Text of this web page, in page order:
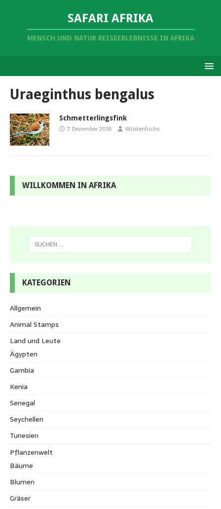
SAFARI AFRIKA
MENSCH UND NATUR REISEERLEBNISSE IN AFRIKA
Uraeginthus bengalus
Schmetterlingsfink
7. Dezember 2018 Wüstenfuchs
WILLKOMMEN IN AFRIKA
KATEGORIEN
Allgemein
Animal Stamps
Land und Leute
Ägypten
Gambia
Kenia
Senegal
Seychellen
Tunesien
Pflanzenwelt
Bäume
Blumen
Gräser